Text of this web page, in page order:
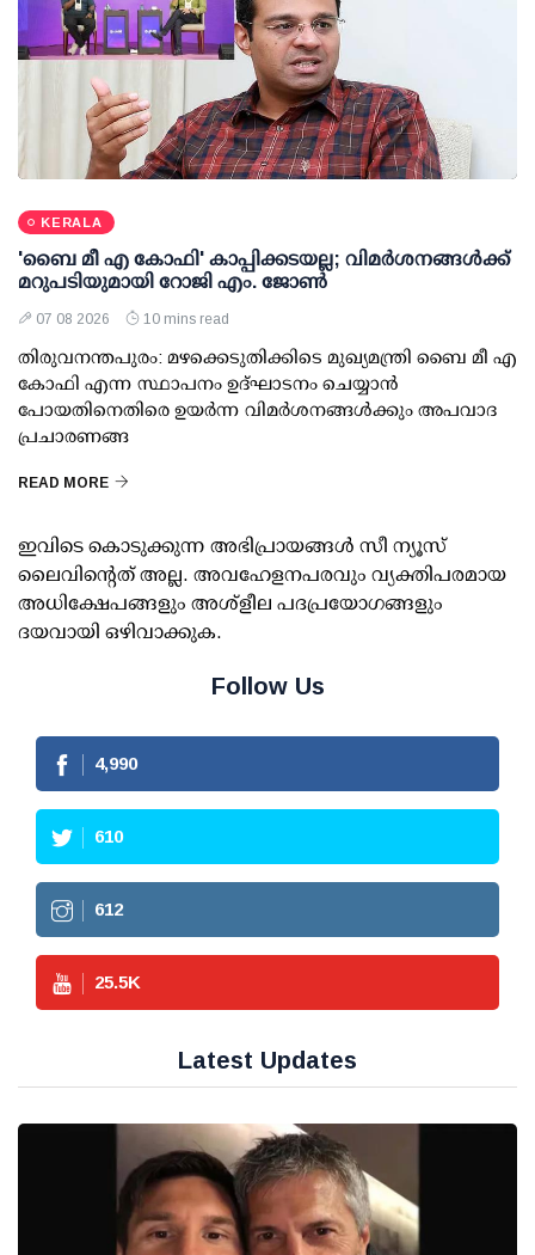
KERALA
'ബൈ മീ എ കോഫി' കാപ്പിക്കടയല്ല; വിമര്‍ശനങ്ങള്‍ക്ക്
മറുപടിയുമായി റോജി എം. ജോണ്‍
07 08 2026 10 mins read
തിരുവനന്തപുരം: മഴക്കെടുതിക്കിടെ മുഖ്യമന്ത്രി ബൈ മീ എ
കോഫി എന്ന സ്ഥാപനം ഉദ്ഘാടനം ചെയ്യാന്‍
പോയതിനെതിരെ ഉയര്‍ന്ന വിമര്‍ശനങ്ങള്‍ക്കും അപവാദ
പ്രചാരണങ്ങ
READ MORE
ഇവിടെ കൊടുക്കുന്ന അഭിപ്രായങ്ങള്‍ സീ ന്യൂസ്
ലൈവിന്റെത് അല്ല. അവഹേളനപരവും വ്യക്തിപരമായ
അധിക്ഷേപങ്ങളും അശ്‌ളീല പദപ്രയോഗങ്ങളും
ദയവായി ഒഴിവാക്കുക.
Follow Us
4,990
610
612
25.5K
Latest Updates